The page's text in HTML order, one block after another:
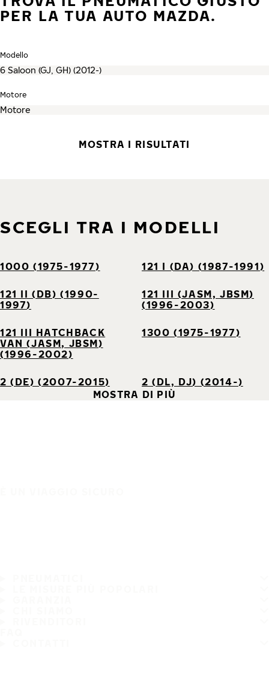
PER LA TUA AUTO MAZDA.
Modello
Motore
MOSTRA I RISULTATI
SCEGLI TRA I MODELLI
1000 (1975-1977) 121 I (DA) (1987-1991)
121 II (DB) (1990-
1997)
121 III (JASM, JBSM)
(1996-2003)
121 III HATCHBACK
VAN (JASM, JBSM)
(1996-2002)
1300 (1975-1977)
2 (DE) (2007-2015)
2 (DL, DJ) (2014-)
MOSTRA DI PIÙ